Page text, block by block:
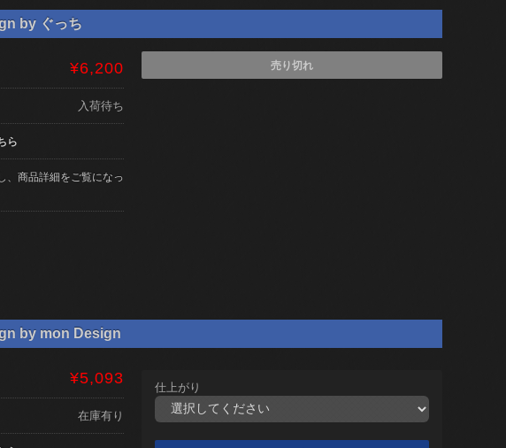
by ぐっち
¥6,200
入荷待ち
ら
、商品詳細をご覧になっ
売り切れ
by mon Design
¥5,093
在庫有り
仕上がり